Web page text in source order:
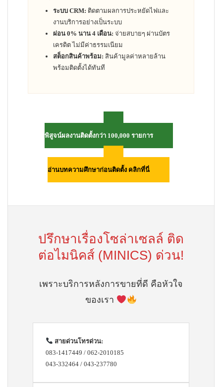
ระบบ CRM: ติดตามผลการประหยัดไฟและ
งานบริการอย่างเป็นระบบ
ผ่อน 0% นาน 4 เดือน: จ่ายสบายๆ ผ่านบัตร
เครดิต ไม่มีค่าธรรมเนียม
สต็อกสินค้าพร้อม: สินค้ามูลค่าหลายล้าน
พร้อมติดตั้งได้ทันที
พิสูจน์ผลงานติดตั้งกว่า 100,000 รายการ
อ่านบทความศึกษาก่อนติดตั้ง คลิกที่นี่
ปรึกษาเรื่องโซล่าเซลล์ ติด
ต่อไมนิคส์ (MINICS) ด่วน!
เพราะบริการหลังการขายที่ดี คือหัวใจ
ของเรา
สายด่วนโทรด่วน:
083-1417449 / 062-2010185
043-332464 / 043-237780